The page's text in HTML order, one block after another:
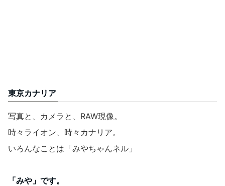
東京カナリア
写真と、カメラと、RAW現像。
時々ライオン、時々カナリア。
いろんなことは「みやちゃんネル」
「みや」です。